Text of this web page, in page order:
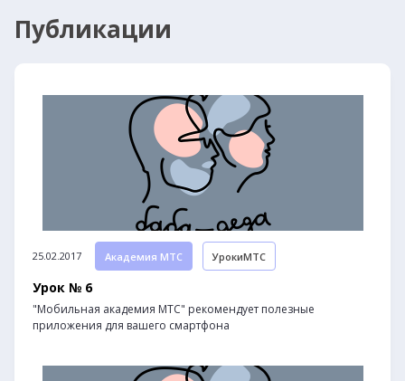
Публикации
25.02.2017 Академия МТС УрокиМТС
Урок № 6
"Мобильная академия МТС" рекомендует полезные
приложения для вашего смартфона